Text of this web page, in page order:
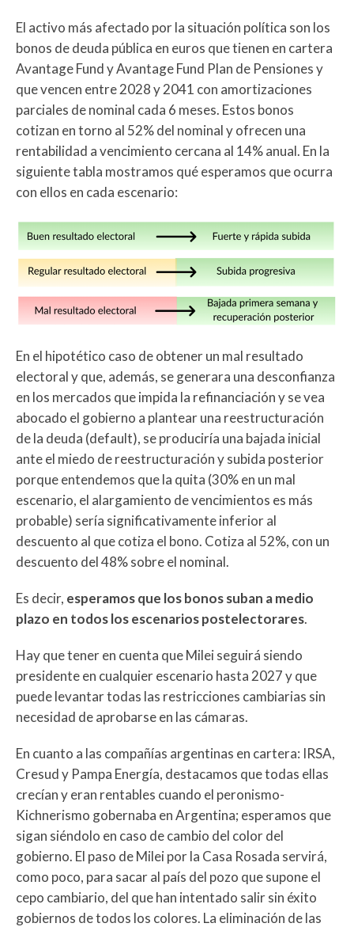
El activo más afectado por la situación política son los
bonos de deuda pública en euros que tienen en cartera
Avantage Fund y Avantage Fund Plan de Pensiones y
que vencen entre 2028 y 2041 con amortizaciones
parciales de nominal cada 6 meses. Estos bonos
cotizan en torno al 52% del nominal y ofrecen una
rentabilidad a vencimiento cercana al 14% anual. En la
siguiente tabla mostramos qué esperamos que ocurra
con ellos en cada escenario:
En el hipotético caso de obtener un mal resultado
electoral y que, además, se generara una desconfianza
en los mercados que impida la refinanciación y se vea
abocado el gobierno a plantear una reestructuración
de la deuda (default), se produciría una bajada inicial
ante el miedo de reestructuración y subida posterior
porque entendemos que la quita (30% en un mal
escenario, el alargamiento de vencimientos es más
probable) sería significativamente inferior al
descuento al que cotiza el bono. Cotiza al 52%, con un
descuento del 48% sobre el nominal.
Es decir, esperamos que los bonos suban a medio
plazo en todos los escenarios postelectorares.
Hay que tener en cuenta que Milei seguirá siendo
presidente en cualquier escenario hasta 2027 y que
puede levantar todas las restricciones cambiarias sin
necesidad de aprobarse en las cámaras.
En cuanto a las compañías argentinas en cartera: IRSA,
Cresud y Pampa Energía, destacamos que todas ellas
crecían y eran rentables cuando el peronismo-
Kichnerismo gobernaba en Argentina; esperamos que
sigan siéndolo en caso de cambio del color del
gobierno. El paso de Milei por la Casa Rosada servirá,
como poco, para sacar al país del pozo que supone el
cepo cambiario, del que han intentado salir sin éxito
gobiernos de todos los colores. La eliminación de las